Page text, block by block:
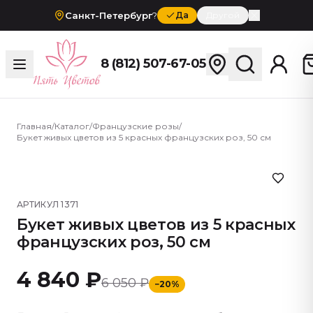
Санкт-Петербург? Да
8 (812) 507-67-05
Главная/Каталог/Французские розы/
Букет живых цветов из 5 красных французских роз, 50 см
АРТИКУЛ1371
Букет живых цветов из 5 красных
французских роз, 50 см
4 840 ₽6 050 ₽ −20%